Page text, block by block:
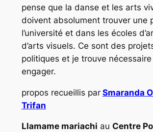
pense que la danse et les arts
doivent absolument trouver une
l’université et dans les écoles
d’arts visuels. Ce sont des
politiques et je trouve nécessaire
engager.
propos recueillis par Smaranda
Trifan
Llamame mariachi au Centre